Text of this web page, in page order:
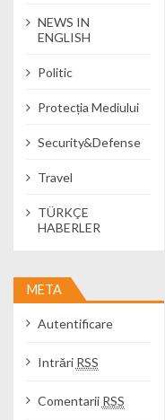
NEWS IN
ENGLISH
Politic
Protecția Mediului
Security&Defense
Travel
TÜRKÇE
HABERLER
META
Autentificare
Intrări RSS
Comentarii RSS